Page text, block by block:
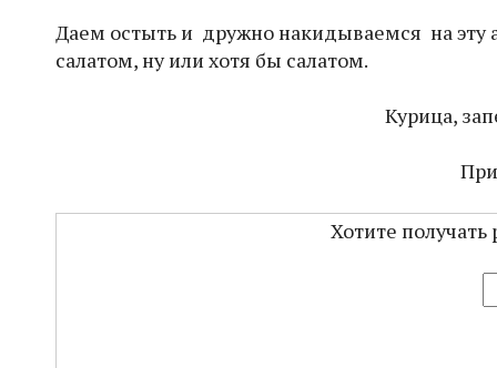
Даем остыть и дружно накидываемся на эту
салатом, ну или хотя бы салатом.
Курица,
Хотите